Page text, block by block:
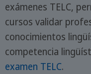
exámenes TELC,
cursos validar
conocimientos
competencia
examen TELC.